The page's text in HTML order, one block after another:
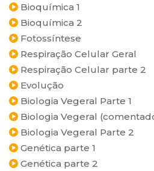
Bioquímica 1
Bioquímica 2
Fotossíntese
Respiração Celular Geral
Respiração Celular parte 2
Evolução
Biologia Vegeral Parte 1
Biologia Vegeral
Biologia Vegeral Parte 2
Genética parte 1
Genética parte 2